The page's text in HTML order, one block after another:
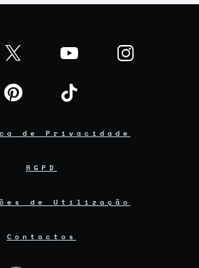
de Privacidade
RGPD
de Utilização
Contactos